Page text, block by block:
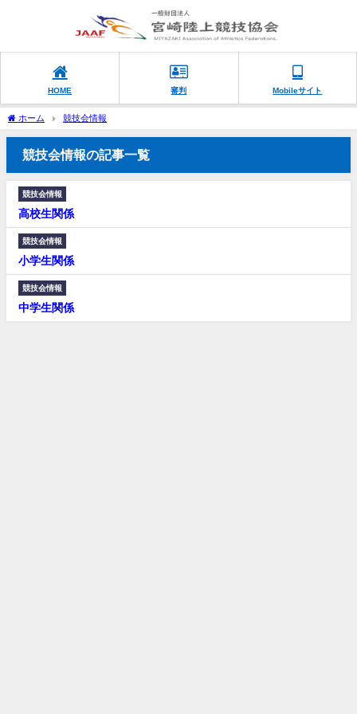
HOME 審判 Mobileサイト
ホーム 競技会情報
競技会情報の記事一覧
競技会情報
高校生関係
競技会情報
小学生関係
競技会情報
中学生関係